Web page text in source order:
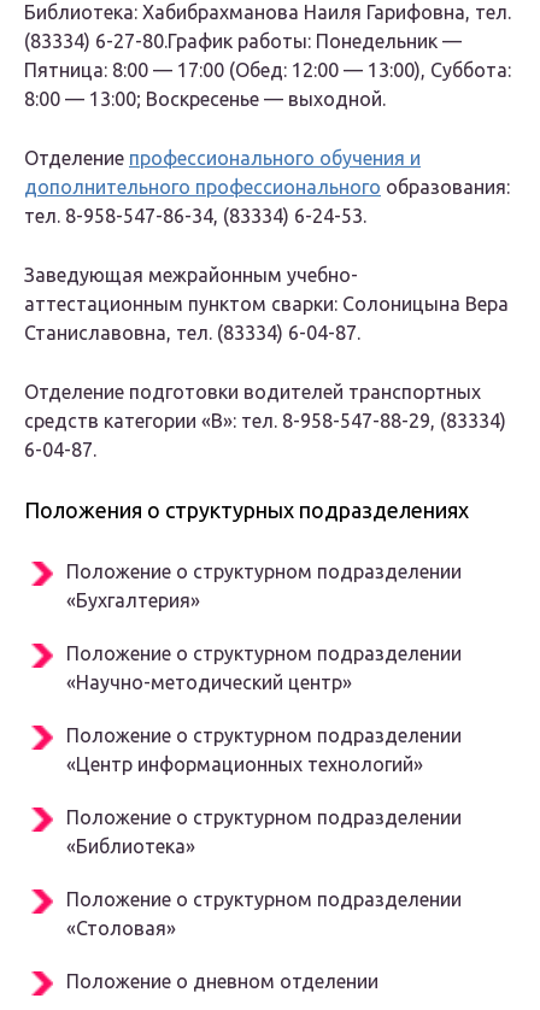
Библиотека: Хабибрахманова Наиля Гарифовна, тел.
(83334) 6-27-80.График работы: Понедельник —
Пятница: 8:00 — 17:00 (Обед: 12:00 — 13:00), Суббота:
8:00 — 13:00; Воскресенье — выходной.
Отделение профессионального обучения и
дополнительного профессионального образования:
тел. 8-958-547-86-34, (83334) 6-24-53.
Заведующая межрайонным учебно-
аттестационным пунктом сварки: Солоницына Вера
Станиславовна, тел. (83334) 6-04-87.
Отделение подготовки водителей транспортных
средств категории «В»: тел. 8-958-547-88-29, (83334)
6-04-87.
Положения о структурных подразделениях
Положение о структурном подразделении
«Бухгалтерия»
Положение о структурном подразделении
«Научно-методический центр»
Положение о структурном подразделении
«Центр информационных технологий»
Положение о структурном подразделении
«Библиотека»
Положение о структурном подразделении
«Столовая»
Положение о дневном отделении